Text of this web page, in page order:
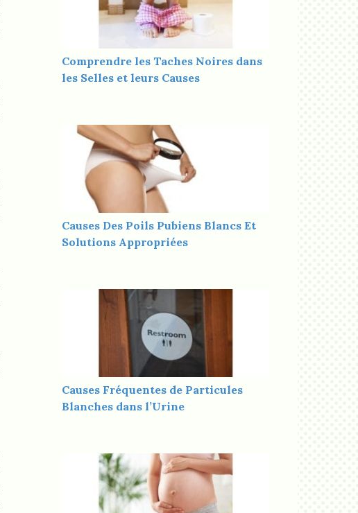
Comprendre les Taches Noires dans
les Selles et leurs Causes
Causes Des Poils Pubiens Blancs Et
Solutions Appropriées
Causes Fréquentes de Particules
Blanches dans l’Urine